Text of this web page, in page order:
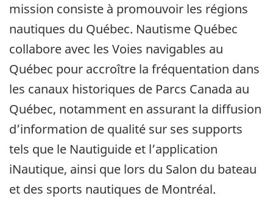
mission consiste à promouvoir les régions
nautiques du Québec. Nautisme Québec
collabore avec les Voies navigables au
Québec pour accroître la fréquentation dans
les canaux historiques de Parcs Canada au
Québec, notamment en assurant la diffusion
d’information de qualité sur ses supports
tels que le Nautiguide et l’application
iNautique, ainsi que lors du Salon du bateau
et des sports nautiques de Montréal.